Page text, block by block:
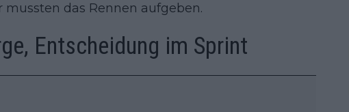
das Rennen aufgeben.
Entscheidung im Sprint